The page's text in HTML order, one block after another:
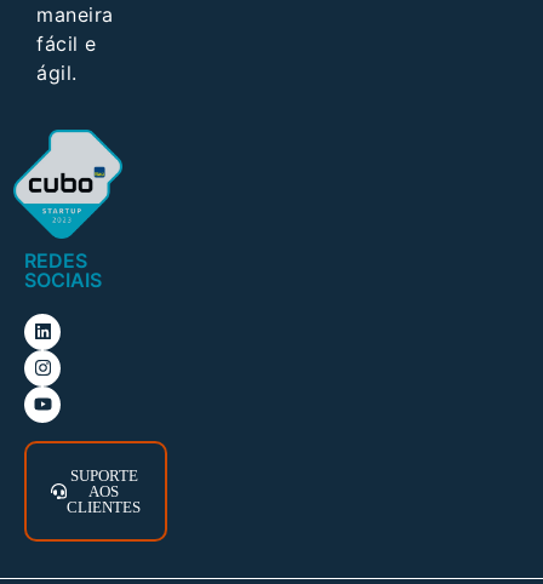
maneira
fácil e
ágil.
REDES
SOCIAIS
SUPORTE
AOS
CLIENTES